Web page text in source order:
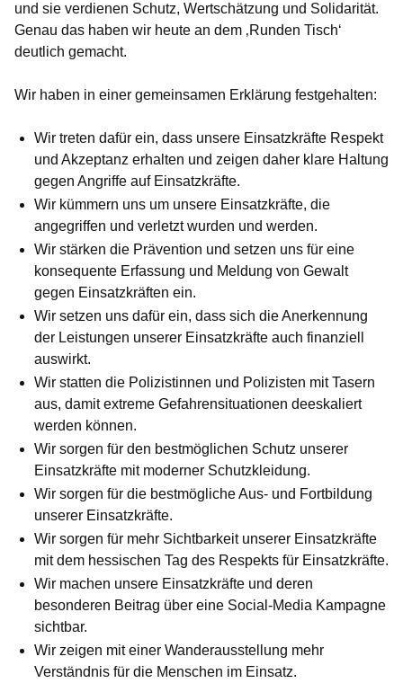
und sie verdienen Schutz, Wertschätzung und Solidarität.
Genau das haben wir heute an dem ‚Runden Tisch‘
deutlich gemacht.
Wir haben in einer gemeinsamen Erklärung festgehalten:
Wir treten dafür ein, dass unsere Einsatzkräfte Respekt
und Akzeptanz erhalten und zeigen daher klare Haltung
gegen Angriffe auf Einsatzkräfte.
Wir kümmern uns um unsere Einsatzkräfte, die
angegriffen und verletzt wurden und werden.
Wir stärken die Prävention und setzen uns für eine
konsequente Erfassung und Meldung von Gewalt
gegen Einsatzkräften ein.
Wir setzen uns dafür ein, dass sich die Anerkennung
der Leistungen unserer Einsatzkräfte auch finanziell
auswirkt.
Wir statten die Polizistinnen und Polizisten mit Tasern
aus, damit extreme Gefahrensituationen deeskaliert
werden können.
Wir sorgen für den bestmöglichen Schutz unserer
Einsatzkräfte mit moderner Schutzkleidung.
Wir sorgen für die bestmögliche Aus- und Fortbildung
unserer Einsatzkräfte.
Wir sorgen für mehr Sichtbarkeit unserer Einsatzkräfte
mit dem hessischen Tag des Respekts für Einsatzkräfte.
Wir machen unsere Einsatzkräfte und deren
besonderen Beitrag über eine Social-Media Kampagne
sichtbar.
Wir zeigen mit einer Wanderausstellung mehr
Verständnis für die Menschen im Einsatz.